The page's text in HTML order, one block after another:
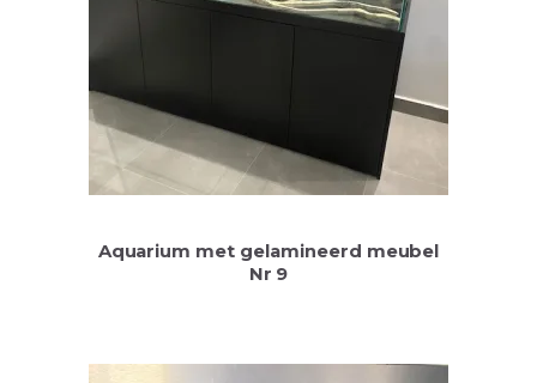
Aquarium met gelamineerd meubel
Nr 9